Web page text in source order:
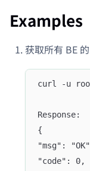
Examples
获取所有 BE
curl -u
Response:
{
"msg":
"code": 0,